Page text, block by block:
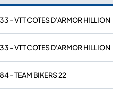
- VTT COTES D'ARMOR HILLION
- VTT COTES D'ARMOR HILLION
- TEAM BIKERS 22